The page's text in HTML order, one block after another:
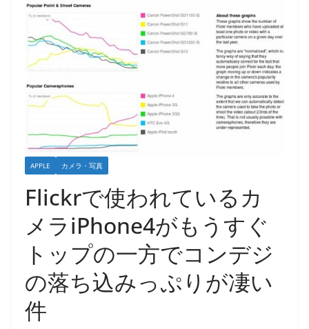
APPLE カメラ・写真
Flickrで使われているカ
メラiPhone4がもうすぐ
トップの一方でコンデジ
の落ち込みっぷりが凄い
件